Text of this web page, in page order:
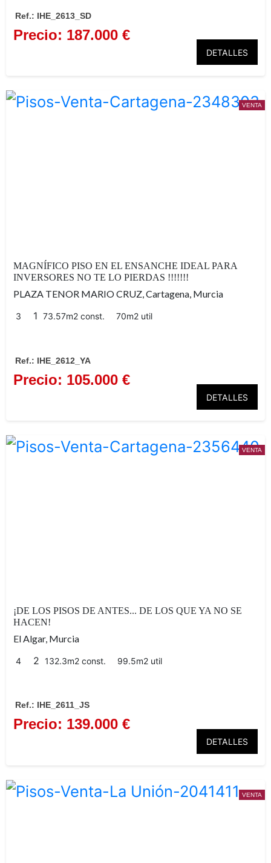
Casas como esta, con jardín,
ubicación y un precio tan
muy poco en el mercado.
Ref.: IHE_2613_SD
Precio: 187.000 €
DETALLES
VENTA
MAGNÍFICO PISO EN EL ENSANCHE IDEAL PARA
INVERSORES NO TE LO PIERDAS !!!!!!!
PLAZA TENOR MARIO CRUZ, Cartagena, Murcia
3 1 73.57m2 const. 70m2 util
Ref.: IHE_2612_YA
Precio: 105.000 €
DETALLES
VENTA
construidos
4 amplios
dormitorios
¡DE LOS PISOS DE ANTES... DE LOS QUE YA NO SE
HACEN!
El Algar, Murcia
4 2 132.3m2 const. 99.5m2 util
Ref.: IHE_2611_JS
Precio: 139.000 €
DETALLES
VENTA